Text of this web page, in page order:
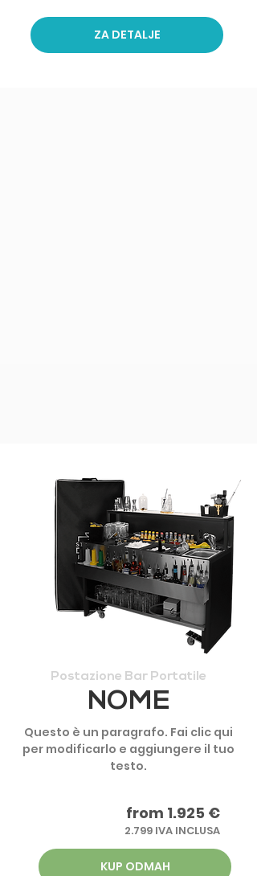
ZA DETALJE
Postazione Bar Portatile
NOME
Questo è un paragrafo. Fai clic qui
per modificarlo e aggiungere il tuo
testo.
from 1.925 €
2.799 IVA INCLUSA
KUP ODMAH